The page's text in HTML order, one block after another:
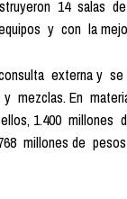
14 salas
y con la
externa y
En
1.400
millones de